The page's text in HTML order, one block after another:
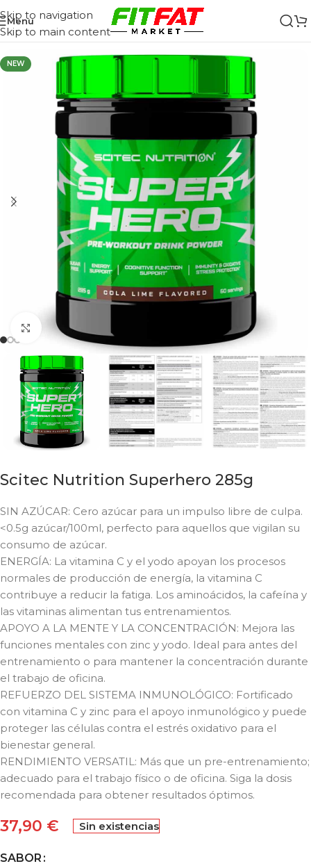
Skip to navigation
Skip to main content
Menu
NEW
Click to enlarge
Scitec Nutrition Superhero 285g
SIN AZÚCAR: Cero azúcar para un impulso libre de culpa.
<0.5g azúcar/100ml, perfecto para aquellos que vigilan su
consumo de azúcar.
ENERGÍA: La vitamina C y el yodo apoyan los procesos
normales de producción de energía, la vitamina C
contribuye a reducir la fatiga. Los aminoácidos, la cafeína y
las vitaminas alimentan tus entrenamientos.
APOYO A LA MENTE Y LA CONCENTRACIÓN: Mejora las
funciones mentales con zinc y yodo. Ideal para antes del
entrenamiento o para mantener la concentración durante
el trabajo de oficina.
REFUERZO DEL SISTEMA INMUNOLÓGICO: Fortificado
con vitamina C y zinc para el apoyo inmunológico y puede
proteger las células contra el estrés oxidativo para el
bienestar general.
RENDIMIENTO VERSATIL: Más que un pre-entrenamiento;
adecuado para el trabajo físico o de oficina. Siga la dosis
recomendada para obtener resultados óptimos.
37,90 € Sin existencias
SABOR